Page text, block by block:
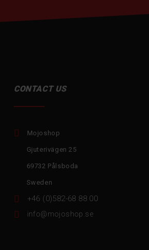
CONTACT US
 Mojoshop
Gjuterivägen 25
69732 Pålsboda
Sweden
 +46 (0)582-68 88 00
 info@mojoshop.se